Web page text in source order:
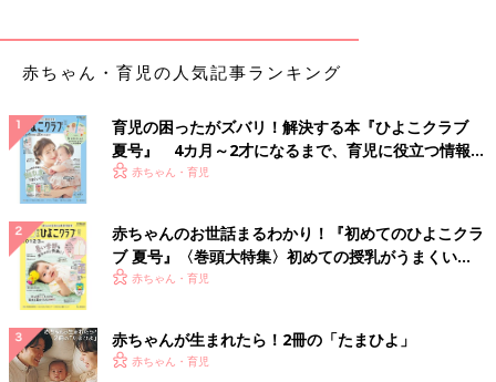
赤ちゃん・育児の人気記事ランキング
育児の困ったがズバリ！解決する本『ひよこクラブ
夏号』 4カ月～2才になるまで、育児に役立つ情報が
いっぱい！
赤ちゃん・育児
赤ちゃんのお世話まるわかり！『初めてのひよこクラ
ブ 夏号』〈巻頭大特集〉初めての授乳がうまくい
く！ おっぱい・ミルクの基本と夏のトラブル 解決テ
赤ちゃん・育児
赤ちゃんが生まれたら！2冊の「たまひよ」
赤ちゃん・育児